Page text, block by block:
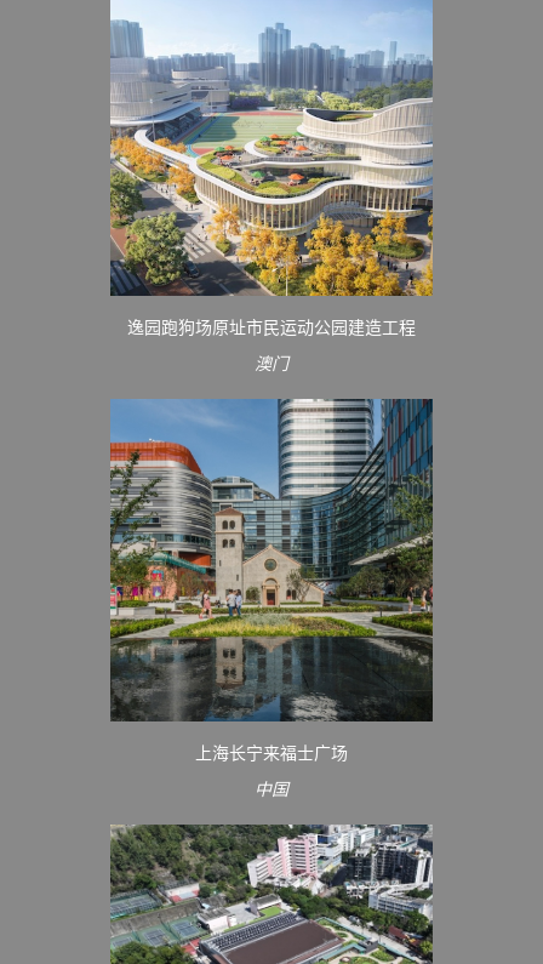
逸园跑狗场原址市民运动公园建造工程
澳门
上海长宁来福士广场
中国